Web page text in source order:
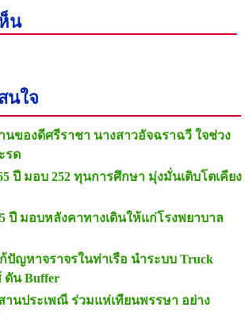
น
นใจ
นของดีศรีราชา นางสาวอัจฉราฉวี ใจช่วง
รด
ปี มอบ 252 ทุนการศึกษา มุ่งมั่นเติบโตเคียง
ปี มอบหลังคาทางเดินให้แก่โรงพยาบาล
ญหาจราจรในท่าเรือ นำระบบ Truck
ดัน Buffer
านประเพณี ร่วมแห่เทียนพรรษา อย่าง